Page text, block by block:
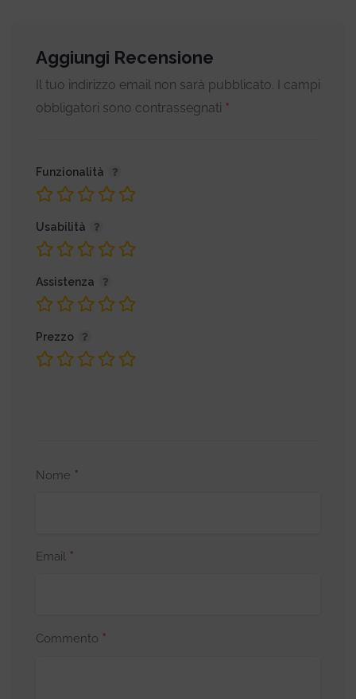
Aggiungi Recensione
Il tuo indirizzo email non sarà pubblicato.
I campi
obbligatori sono contrassegnati *
Funzionalità
Usabilità
Assistenza
Prezzo
Nome *
Email *
Commento *